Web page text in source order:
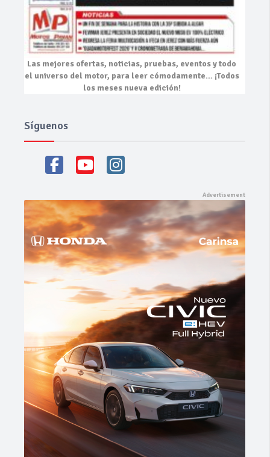
Las mejores ofertas, noticias, pruebas, eventosy todo
el universo del motor, para leer cómodamente… ¡Todos
los meses nueva edición!
Síguenos